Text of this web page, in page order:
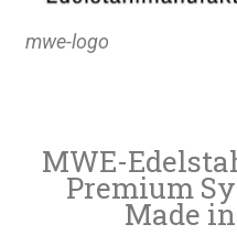
mwe-logo
MWE-
Premium
Made